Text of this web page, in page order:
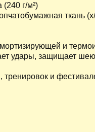
(240 г/м²)
ткань
и
удары, защищает
тренировок и